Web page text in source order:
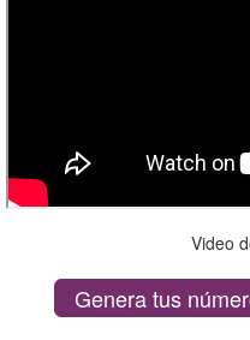
Video
Genera tus